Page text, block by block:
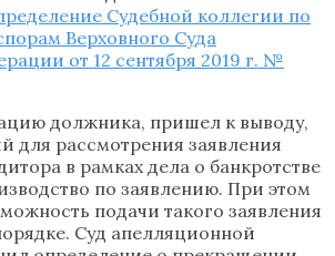
Судебной коллегии по
Верховного Суда
от 12 сентября 2019 г. №
должника, пришел к выводу,
для рассмотрения заявления
в рамках дела о банкротстве
по заявлению. При этом
подачи такого заявления
Суд апелляционной